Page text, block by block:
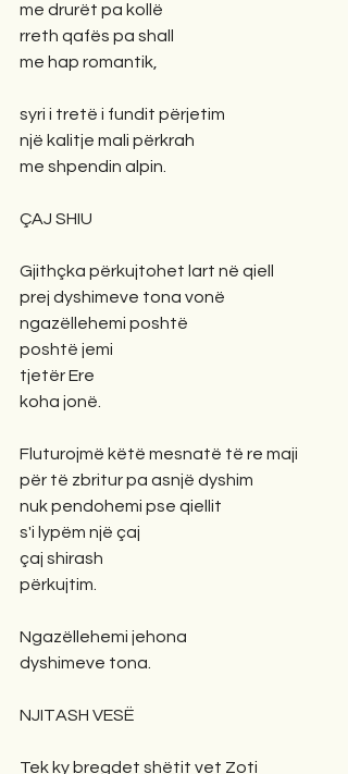
me drurët pa kollë
rreth qafës pa shall
me hap romantik,
syri i tretë i fundit përjetim
një kalitje mali përkrah
me shpendin alpin.
ÇAJ SHIU
Gjithçka përkujtohet lart në qiell
prej dyshimeve tona vonë
ngazëllehemi poshtë
poshtë jemi
tjetër Ere
koha jonë.
Fluturojmë këtë mesnatë të re maji
për të zbritur pa asnjë dyshim
nuk pendohemi pse qiellit
s'i lypëm një çaj
çaj shirash
përkujtim.
Ngazëllehemi jehona
dyshimeve tona.
NJITASH VESË
Tek ky bregdet shëtit vet Zoti